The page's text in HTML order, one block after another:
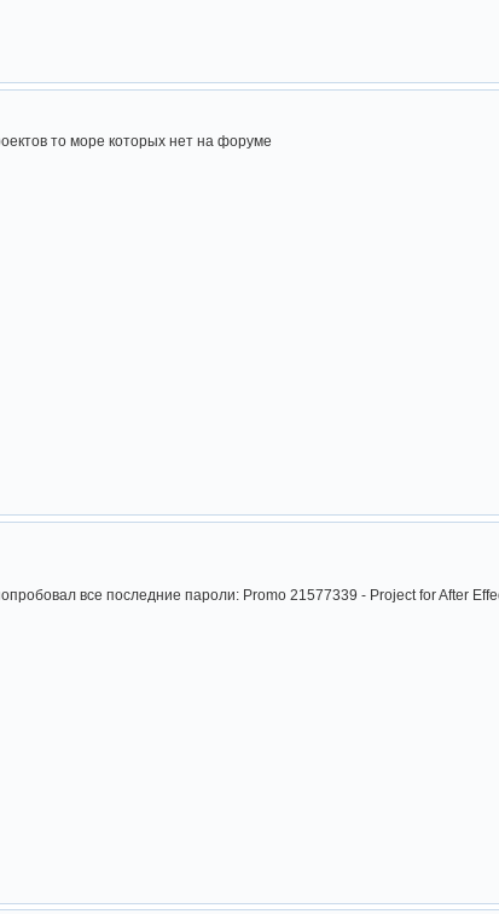
то море которых нет на форуме
все последние пароли: Promo 21577339 - Project for After